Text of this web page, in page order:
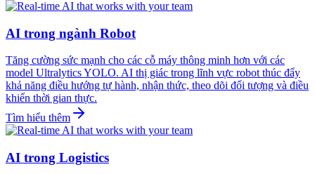
AI trong ngành Robot
Tăng cường sức mạnh cho các cỗ máy thông minh hơn với các
model Ultralytics YOLO. AI thị giác trong lĩnh vực robot thúc đẩy
khả năng điều hướng tự hành, nhận thức, theo dõi đối tượng và điều
khiển thời gian thực.
Tìm hiểu thêm
AI trong Logistics